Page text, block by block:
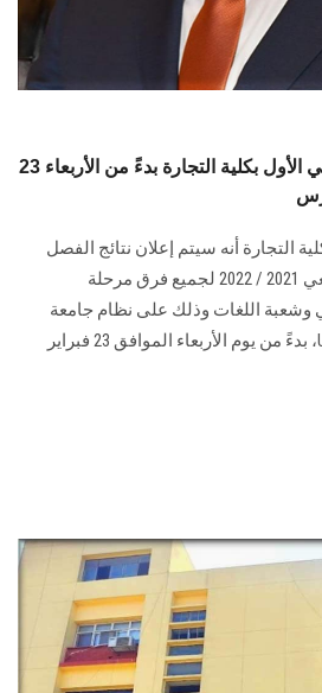
إعلان نتائج الفصل الدراسي الأول بكلية التجارة بدءً من الأربعاء 23
التجارة أنه سيتم إعلان نتائج الفصل
الدراسي الأول للعام الجامعي 2021 / 2022 لجميع فرق مرحلة
وشعبة اللغات وذلك على نظام جامعة
عين شمس الالكتروني UMS، بدءً من يوم الأربعاء الموافق 23 فبراير